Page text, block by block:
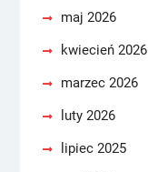
maj 2026
kwiecień 2026
marzec 2026
luty 2026
lipiec 2025